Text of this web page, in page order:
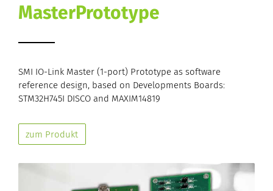
MasterPrototype
SMI IO-Link Master (1-port) Prototype as software
reference design, based on Developments Boards:
STM32H745I DISCO and MAXIM14819
zum Produkt